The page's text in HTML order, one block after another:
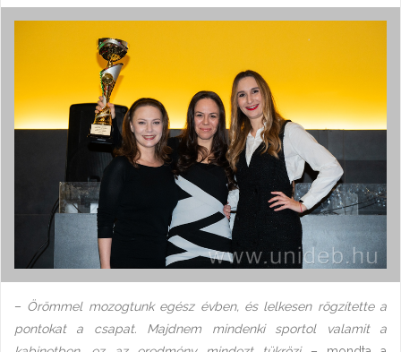
– Örömmel mozogtunk egész évben, és lelkesen rögzítette a
pontokat a csapat. Majdnem mindenki sportol valamit a